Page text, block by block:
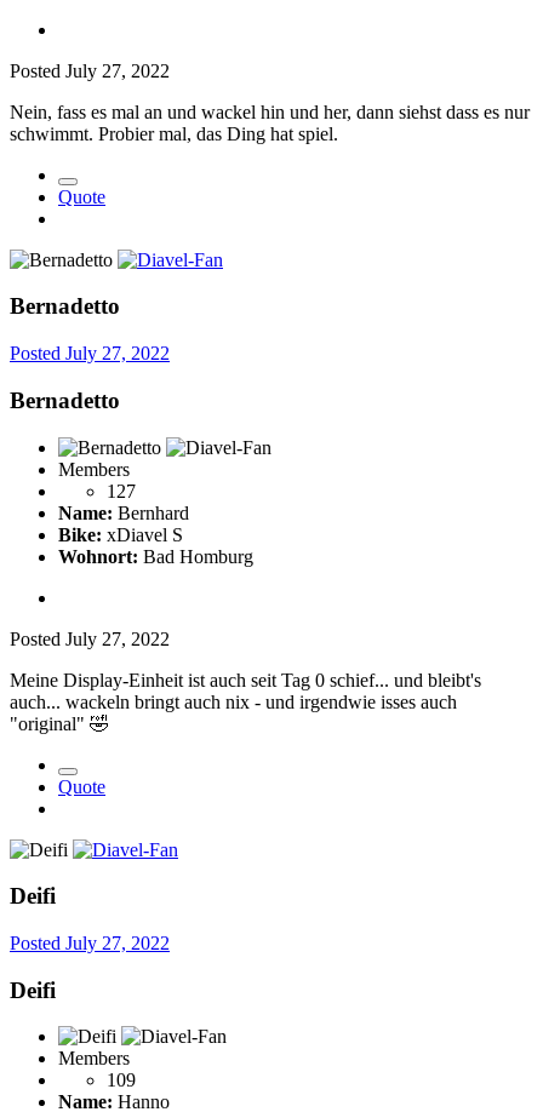
Posted July 27, 2022
Nein, fass es mal an und wackel hin und her, dann siehst dass es nur
schwimmt. Probier mal, das Ding hat spiel.
Quote
Bernadetto
Posted July 27, 2022
Bernadetto
Members
127
Name: Bernhard
Bike: xDiavel S
Wohnort: Bad Homburg
Posted July 27, 2022
Meine Display-Einheit ist auch seit Tag 0 schief... und bleibt's
auch... wackeln bringt auch nix - und irgendwie isses auch
"original" 🤣
Quote
Deifi
Posted July 27, 2022
Deifi
Members
109
Name: Hanno